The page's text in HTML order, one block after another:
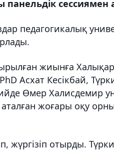
педагогикалық
жиынға
Асхат Кесікбай,
Өмер Халисдемир
аталған жоғары оқу
отырды.